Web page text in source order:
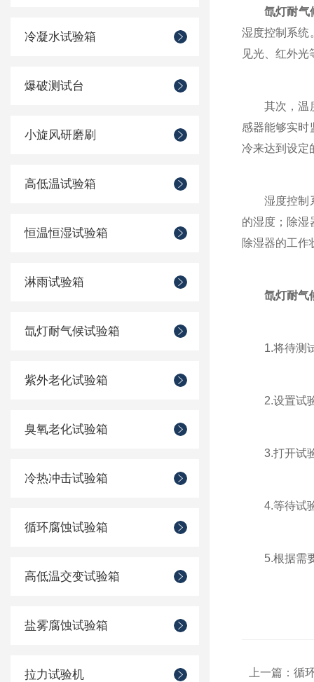
冷凝水试验箱
爆破测试台
小旋风研磨刷
高低温试验箱
恒温恒湿试验箱
淋雨试验箱
氙灯耐气候试验箱
紫外老化试验箱
臭氧老化试验箱
冷热冲击试验箱
循环腐蚀试验箱
高低温交变试验箱
盐雾腐蚀试验箱
拉力试验机
氙灯耐气
湿度控制系统
见光、红外
其次，温度
感器能够实时
冷来达到设定
湿度控制系
的湿度；除湿
除湿器的工作
氙灯耐气
1.将待测试
2.设置试验
3.打开试验
4.等待试验
5.根据需要
上一篇： 循